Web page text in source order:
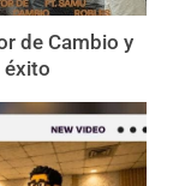
de Cambio y
éxito